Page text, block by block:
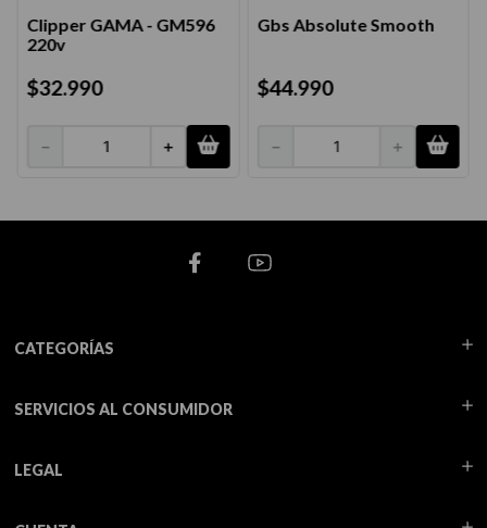
Clipper GAMA - GM596
220v
$32.990
＋
－
Gbs Absolute Smooth
$44.990
＋
－
CATEGORÍAS
SERVICIOS AL CONSUMIDOR
LEGAL